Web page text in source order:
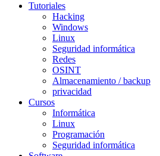
Tutoriales
Hacking
Windows
Linux
Seguridad informática
Redes
OSINT
Almacenamiento / backup
privacidad
Cursos
Informática
Linux
Programación
Seguridad informática